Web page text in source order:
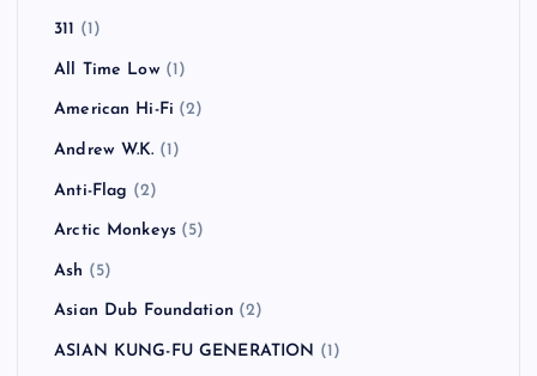
311 (1)
All Time Low(1)
American Hi-Fi (2)
Andrew W.K. (1)
Anti-Flag (2)
Arctic Monkeys (5)
Ash (5)
Asian Dub Foundation (2)
ASIAN KUNG-FU GENERATION (1)